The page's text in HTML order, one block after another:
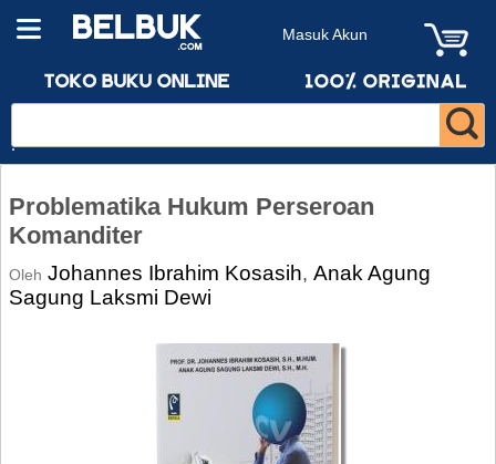
Masuk Akun
Problematika Hukum Perseroan
Komanditer
Oleh Johannes Ibrahim Kosasih, Anak Agung
Sagung Laksmi Dewi